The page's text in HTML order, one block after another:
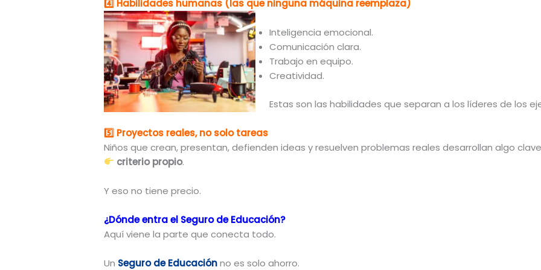
4️ Habilidades humanas (las que ninguna máquina reemplaza)
Inteligencia emocional.
Comunicación clara.
Trabajo en equipo.
Creatividad.
Estas son las habilidades que separan a los líderes de los
5️ Proyectos reales, no solo tareas
Niños que crean, presentan, defienden ideas y resuelven problemas reales desarrollan algo
criterio propio.
Y eso no tiene precio.
¿Dónde entra el Seguro de Educación?
Aquí viene la parte que conecta todo.
Un Seguro de Educaciónno es solo ahorro.